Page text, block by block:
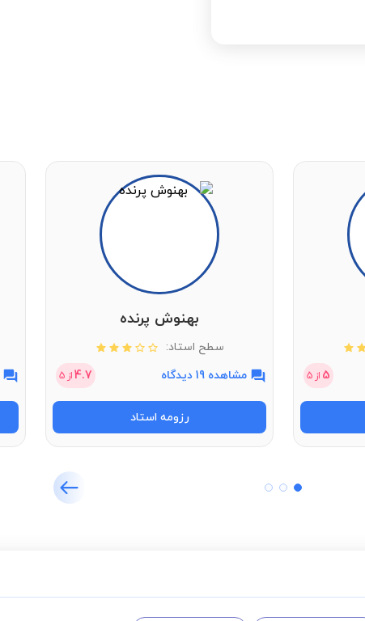
5 از 5
بهنوش پرنده
سطح استاد:
مشاهده 19 دیدگاه
4.7از 5
رزومه استاد